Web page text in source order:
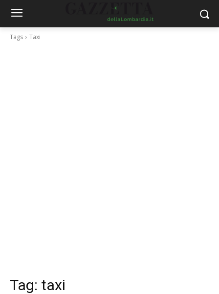
Tags Taxi
Tag: taxi